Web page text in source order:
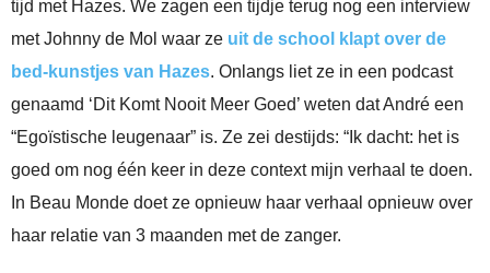
tijd met Hazes. We zagen een tijdje terug nog een interview
met Johnny de Mol waar ze uit de school klapt over de
bed-kunstjes van Hazes. Onlangs liet ze in een podcast
genaamd ‘Dit Komt Nooit Meer Goed’ weten dat André een
“Egoïstische leugenaar” is. Ze zei destijds: “Ik dacht: het is
goed om nog één keer in deze context mijn verhaal te doen.
In Beau Monde doet ze opnieuw haar verhaal opnieuw over
haar relatie van 3 maanden met de zanger.